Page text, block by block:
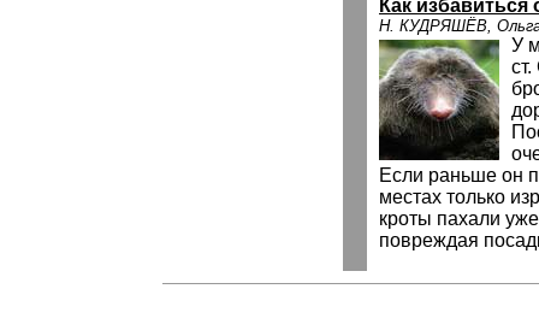
Как избавиться
Н. КУДРЯШЁВ,
У
Если раньше он
местах только
кроты пахали
повреждая